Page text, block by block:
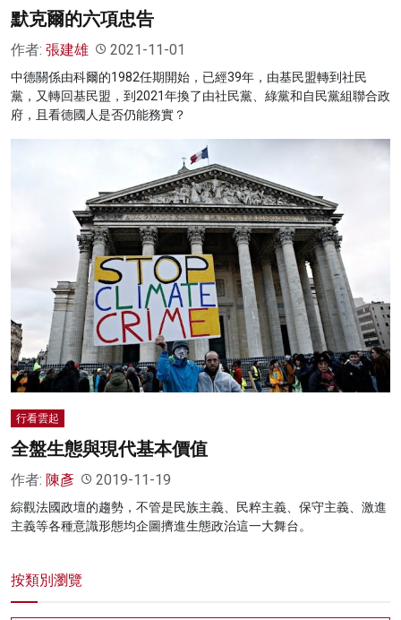
默克爾的六項忠告
作者: 張建雄 2021-11-01
中德關係由科爾的1982任期開始，已經39年，由基民盟轉到社民
黨，又轉回基民盟，到2021年換了由社民黨、綠黨和自民黨組聯合政
府，且看德國人是否仍能務實？
行看雲起
全盤生態與現代基本價值
作者: 陳彥 2019-11-19
綜觀法國政壇的趨勢，不管是民族主義、民粹主義、保守主義、激進
主義等各種意識形態均企圖擠進生態政治這一大舞台。
按類別瀏覽